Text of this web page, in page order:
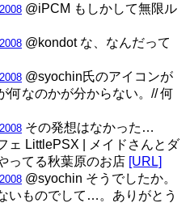
@iPCM もしかして無限ル
@kondot な、なんだって
@syochin氏のアイコンが
何なのかが分からない。// 何
その発想はなかった…
ェ LittlePSX | メイドさんとダ
ってる秋葉原のお店 [URL]
@syochin そうでしたか。
いものでして…。ありがとう